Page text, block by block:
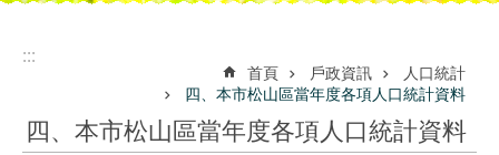
:::
:::
首頁 戶政資訊
人口統計
四、本市松山區當年度各項人口統計資料
四、本市松山區當年度各項人口統計資料